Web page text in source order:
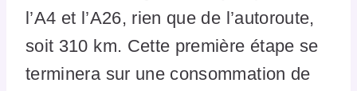
l’A4 et l’A26, rien que de l’autoroute,
soit 310 km. Cette première étape se
terminera sur une consommation de